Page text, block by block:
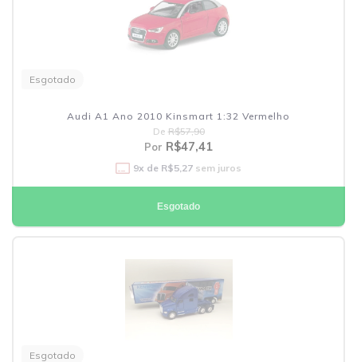
Esgotado
Audi A1 Ano 2010 Kinsmart 1:32 Vermelho
De R$57,90
Por R$47,41
9x de R$5,27 sem juros
Esgotado
Esgotado